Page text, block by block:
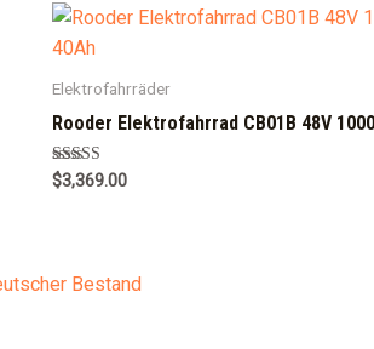
Elektrofahrräder
Rooder Elektrofahrrad CB01B 48V
Rated
5.00
$3,369.00